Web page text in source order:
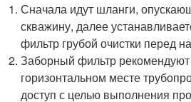
Сначала идут шланги,
скважину, далее
фильтр грубой очистки перед
Заборный фильтр
горизонтальном месте
доступ с целью выполнения